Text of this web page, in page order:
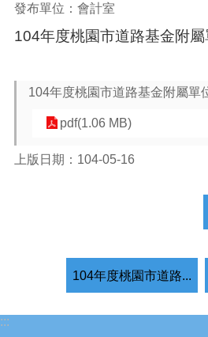
發布單位：會計室
104年度桃園市道路基金附
104年度桃園市道路基金附屬單
pdf(1.06 MB)
上版日期：104-05-16
104年度桃園市道路...
:::